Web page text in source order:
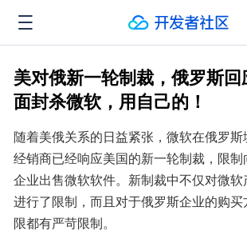
美对俄新一轮制裁，俄罗斯
面封杀微软，用自己的！
随着美俄关系的日益紧张，微软在俄罗
经销商已经响应美国的新一轮制裁，限
企业出售微软软件。新制裁中不仅对微
进行了限制，而且对于俄罗斯企业的购
限都有严苛限制。